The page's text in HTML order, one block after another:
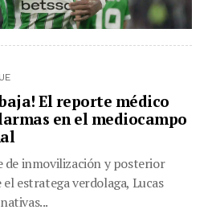
El reporte médico
en el mediocampo
de inmovilización y posterior
estratega verdolaga, Lucas